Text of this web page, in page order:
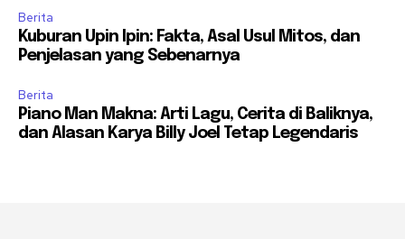
Berita
Kuburan Upin Ipin: Fakta, Asal Usul Mitos, dan
Penjelasan yang Sebenarnya
Berita
Piano Man Makna: Arti Lagu, Cerita di Baliknya,
dan Alasan Karya Billy Joel Tetap Legendaris